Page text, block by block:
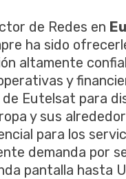
de Redes en
ha sido
altamente
y
Eutelsat para
y sus
para los
demanda por
pantalla hasta